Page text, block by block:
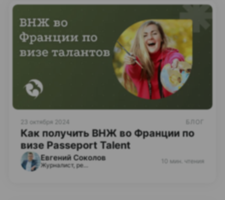
23 октября 2024
Как получить ВНЖ во Франции по
визе Passeport Talent
Евгений Соколов 10 мин. чтения